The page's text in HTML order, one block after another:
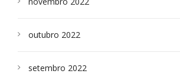
outubro 2022
setembro 2022